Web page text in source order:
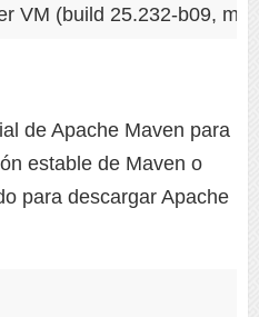
de Apache Maven para
estable de Maven o
para descargar Apache